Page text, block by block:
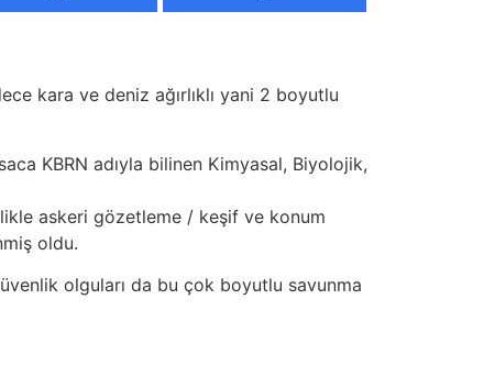
kara ve deniz ağırlıklı yani 2 boyutlu
KBRN adıyla bilinen Kimyasal, Biyolojik,
askeri gözetleme / keşif ve konum
oldu.
olguları da bu çok boyutlu savunma